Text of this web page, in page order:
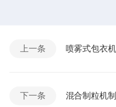
上一条 喷雾式包衣
下一条 混合制粒机